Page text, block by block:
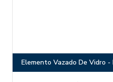
Elemento Vazado De Vidro -